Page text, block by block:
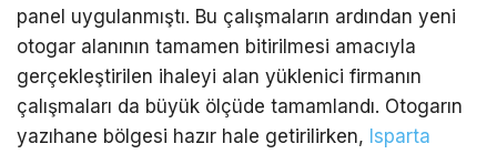
panel uygulanmıştı. Bu çalışmaların ardından yeni
otogar alanının tamamen bitirilmesi amacıyla
gerçekleştirilen ihaleyi alan yüklenici firmanın
çalışmaları da büyük ölçüde tamamlandı. Otogarın
yazıhane bölgesi hazır hale getirilirken, Isparta